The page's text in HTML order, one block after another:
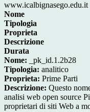
www.icalbignasego.edu.it
Nome
Tipologia
Proprieta
Descrizione
Durata
Nome: _pk_id.1.2b28
Tipologia: analitico
Proprieta: Prime Parti
Descrizione: Questo
analisi web open source
proprietari di siti Web a